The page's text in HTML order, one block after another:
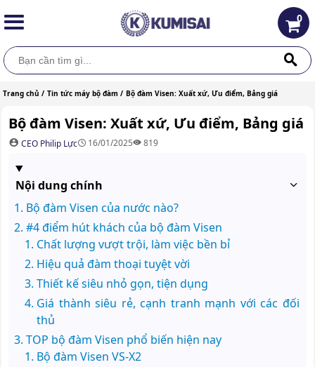
0
Trang chủ / Tin tức máy bộ đàm / Bộ đàm Visen: Xuất xứ, Ưu điểm, Bảng giá
Bộ đàm Visen: Xuất xứ, Ưu điểm, Bảng giá
CEO Philip Lực 16/01/2025 819
Nội dung chính
Bộ đàm Visen của nước nào?
#4 điểm hút khách của bộ đàm Visen
Chất lượng vượt trội, làm việc bền bỉ
Hiệu quả đàm thoại tuyệt vời
Thiết kế siêu nhỏ gọn, tiện dụng
Giá thành siêu rẻ, cạnh tranh mạnh với các đối
thủ
TOP bộ đàm Visen phổ biến hiện nay
Bộ đàm Visen VS-X2